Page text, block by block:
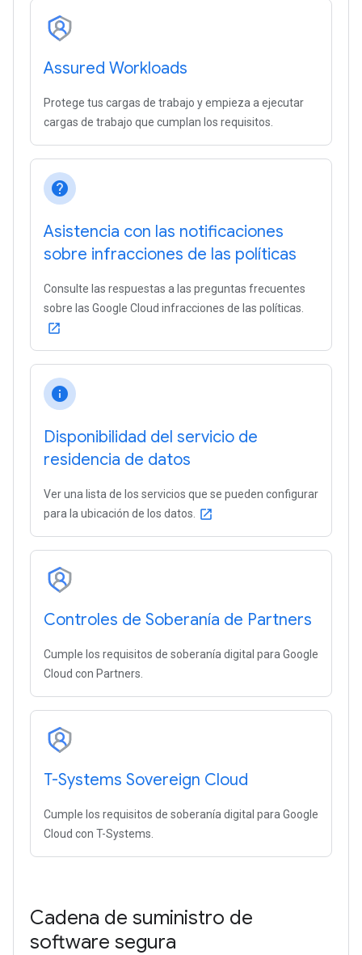
Assured Workloads
Protege tus cargas de trabajo y empieza a ejecutar
cargas de trabajo que cumplan los requisitos.
help
Asistencia con las notificaciones
sobre infracciones de las políticas
Consulte las respuestas a las preguntas frecuentes
sobre las Google Cloud infracciones de las políticas.
open_in_new
info
Disponibilidad del servicio de
residencia de datos
Ver una lista de los servicios que se pueden configurar
para la ubicación de los datos.
open_in_new
Controles de Soberanía de Partners
Cumple los requisitos de soberanía digital para Google
Cloud con Partners.
T-Systems Sovereign Cloud
Cumple los requisitos de soberanía digital para Google
Cloud con T-Systems.
Cadena de suministro de
software segura